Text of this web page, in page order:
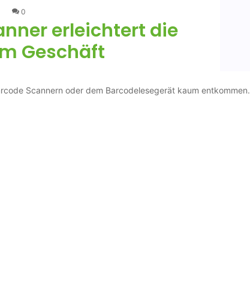
0
erleichtert die
Geschäft
Scannern oder dem Barcodelesegerät kaum entkommen.